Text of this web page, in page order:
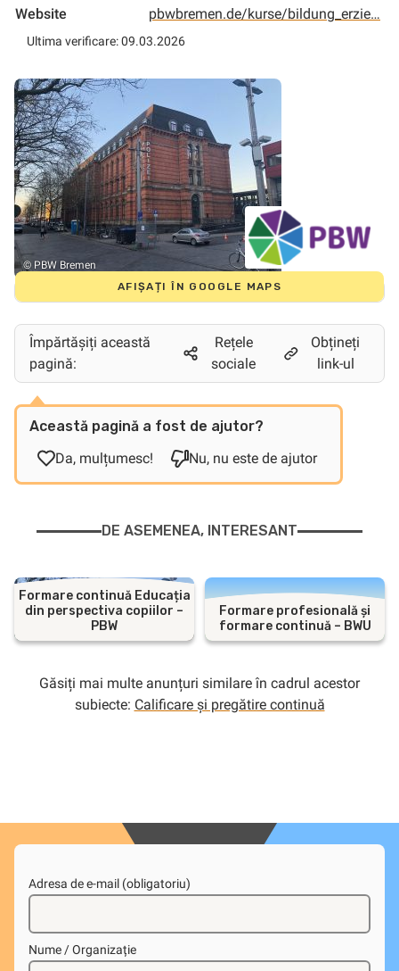
Website
pbwbremen.de/kurse/bildung_erzie…
Ultima verificare: 09.03.2026
© PBW Bremen
AFIȘAȚI ÎN GOOGLE MAPS
Împărtășiți această
pagină:
Rețele
sociale
Obțineți
link-ul
Această pagină a fost de ajutor?
Da, mulțumesc!
Nu, nu este de ajutor
DE ASEMENEA, INTERESANT
Formare continuă Educația
din perspectiva copiilor –
PBW
Formare profesională și
formare continuă – BWU
Găsiți mai multe anunțuri similare în cadrul acestor
subiecte: Calificare și pregătire continuă
Adresa de e-mail (obligatoriu)
Nume / Organizație